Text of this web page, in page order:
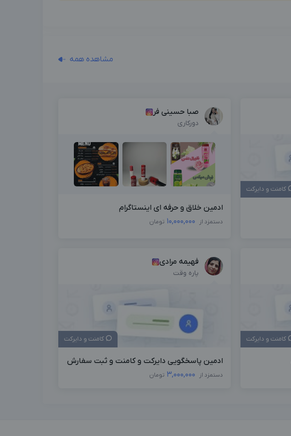
مشاهده همه
کامنت و دایرکت
صبا حسینی فر
دورکاری
ادمین خلاق و حرفه ای اینستاگرام
دستمزد از 10,000,000 تومان
کامنت و دایرکت
فهیمه مرادی
پاره وقت
کامنت و دایرکت
ادمین پاسخگویی دایرکت و کامنت و ثبت سفارش
دستمزد از 3,000,000 تومان